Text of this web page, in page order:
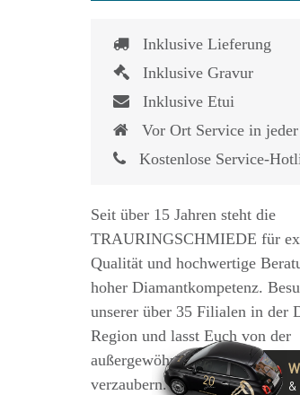
Inklusive Lieferung
Inklusive Gravur
Inklusive Etui
Vor Ort Service in
Kostenlose Service-
Seit über 15 Jahren steht die
TRAURINGSCHMIEDE für
Qualität und hochwertige
hoher Diamantkompetenz.
unserer über 35 Filialen in der
Region und lasst Euch von der
außergewöhnlichen Vielfalt
verzaubern.
&